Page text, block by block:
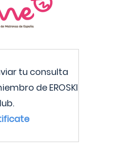
tu consulta
de EROSKI